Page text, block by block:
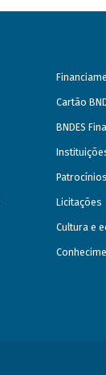
Cartão
BNDES
Patrocínios
Licitações
Cultura e